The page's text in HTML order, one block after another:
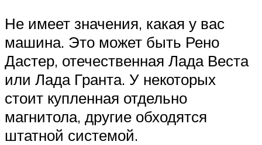
Не имеет значения, какая у вас
машина. Это может быть Рено
Дастер, отечественная Лада Веста
или Лада Гранта. У некоторых
стоит купленная отдельно
магнитола, другие обходятся
штатной системой.